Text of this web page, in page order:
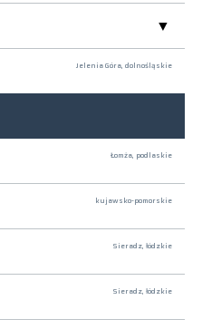
Jelenia Góra, dolnośląskie
Łomża, podlaskie
kujawsko-pomorskie
Sieradz, łódzkie
Sieradz, łódzkie